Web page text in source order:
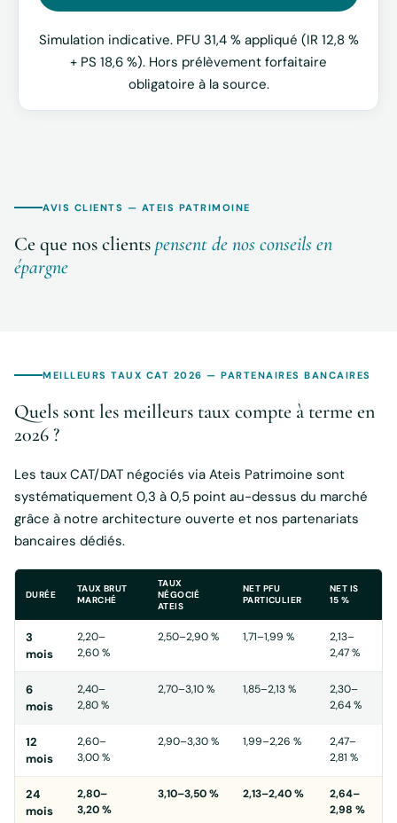
Simulation indicative. PFU 31,4 % appliqué (IR 12,8 %
+ PS 18,6 %). Hors prélèvement forfaitaire
obligatoire à la source.
AVIS CLIENTS — ATEIS PATRIMOINE
Ce que nos clientspensent de nos conseils en
épargne
MEILLEURS TAUX CAT 2026 — PARTENAIRES BANCAIRES
Quels sont les meilleurs taux compte à terme en
2026 ?
Les taux CAT/DAT négociés via Ateis Patrimoine sont
systématiquement 0,3 à 0,5 point au-dessus du marché
grâce à notre architecture ouverte et nos partenariats
bancaires dédiés.
DURÉE
TAUX BRUT
MARCHÉ
TAUX
NÉGOCIÉ
ATEIS
NET PFU
PARTICULIER
NET IS
15 %
3
mois
2,20–
2,60 %
2,50–2,90 % 1,71–1,99 %
2,13–
2,47 %
6
mois
2,40–
2,80 %
2,70–3,10 % 1,85–2,13 %
2,30–
2,64 %
12
mois
2,60–
3,00 %
2,90–3,30 % 1,99–2,26 %
2,47–
2,81 %
24
mois
2,80–
3,20 %
3,10–3,50 % 2,13–2,40 %
2,64–
2,98 %